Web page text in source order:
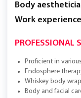
Body
Work
PROFESSIONAL
Proficient in
Endosphere
Whiskey body
Body and facial